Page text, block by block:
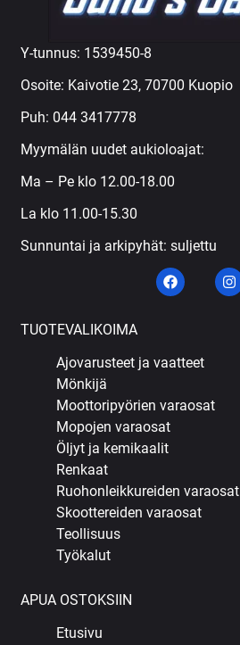
Y-tunnus: 1539450-8
Osoite: Kaivotie 23, 70700 Kuopio
Puh: 044 3417778
Myymälän uudet aukioloajat:
Ma – Pe klo 12.00-18.00
La klo 11.00-15.30
Sunnuntai ja arkipyhät: suljettu
TUOTEVALIKOIMA
Ajovarusteet ja vaatteet
Mönkijä
Moottoripyörien varaosat
Mopojen varaosat
Öljyt ja kemikaalit
Renkaat
Ruohonleikkureiden varaosat
Skoottereiden varaosat
Teollisuus
Työkalut
APUA OSTOKSIIN
Etusivu